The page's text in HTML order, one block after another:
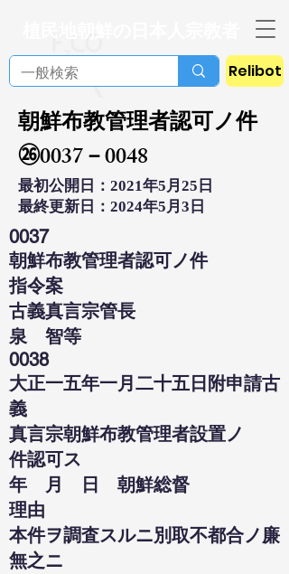
Relibot
朝鮮布教管理者認可ノ件
㉖0037－0048
最初公開日：2021年5月25日
最終更新日：2024年5月3日
0037
朝鮮布教管理者認可ノ件
指令案
古義真言宗管長
泉 智等
0038
大正一五年一月二十五日附申請古
義
真言宗朝鮮布教管理者設置ノ
件認可ス
年 月 日 朝鮮総督
理由
本件ヲ調査スルニ別取不都合ノ廉
無之ニ